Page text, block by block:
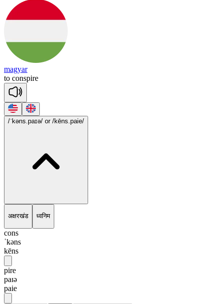
magyar
to conspire
/ˈkəns.paɪə/ or /kēns.paie/
अक्षरखंड ध्वनिम
cons
ˈkəns
kēns
pire
paɪə
paie